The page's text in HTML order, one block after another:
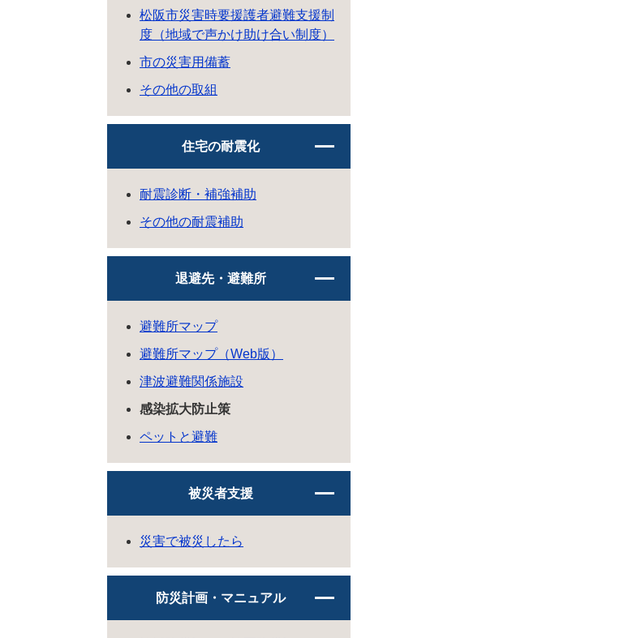
松阪市災害時要援護者避難支援制
度（地域で声かけ助け合い制度）
市の災害用備蓄
その他の取組
住宅の耐震化
耐震診断・補強補助
その他の耐震補助
退避先・避難所
避難所マップ
避難所マップ（Web版）
津波避難関係施設
感染拡大防止策
ペットと避難
被災者支援
災害で被災したら
防災計画・マニュアル